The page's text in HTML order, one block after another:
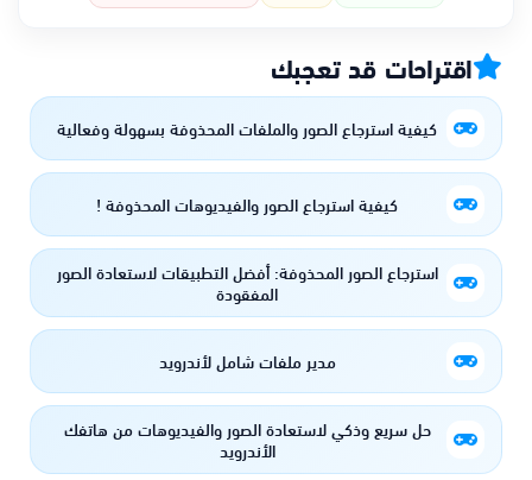
اقتراحات قد تعجبك
كيفية استرجاع الصور والملفات المحذوفة بسهولة وفعالية
كيفية استرجاع الصور والفيديوهات المحذوفة !
استرجاع الصور المحذوفة: أفضل التطبيقات لاستعادة الصور
المفقودة
مدير ملفات شامل لأندرويد
حل سريع وذكي لاستعادة الصور والفيديوهات من هاتفك
الأندرويد